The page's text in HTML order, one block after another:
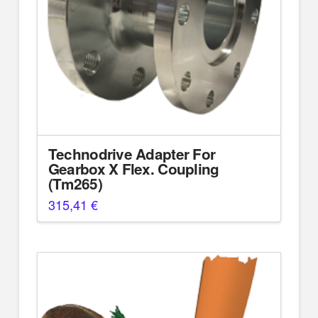
Technodrive Adapter For
Gearbox X Flex. Coupling
(Tm265)
315,41 €